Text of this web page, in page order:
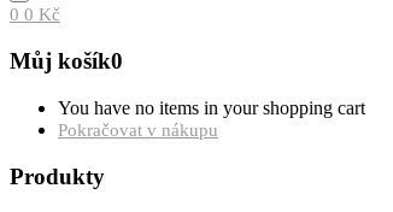
0 0 Kč
Můj košík0
You have no items in your shopping cart
Pokračovat v nákupu
Produkty